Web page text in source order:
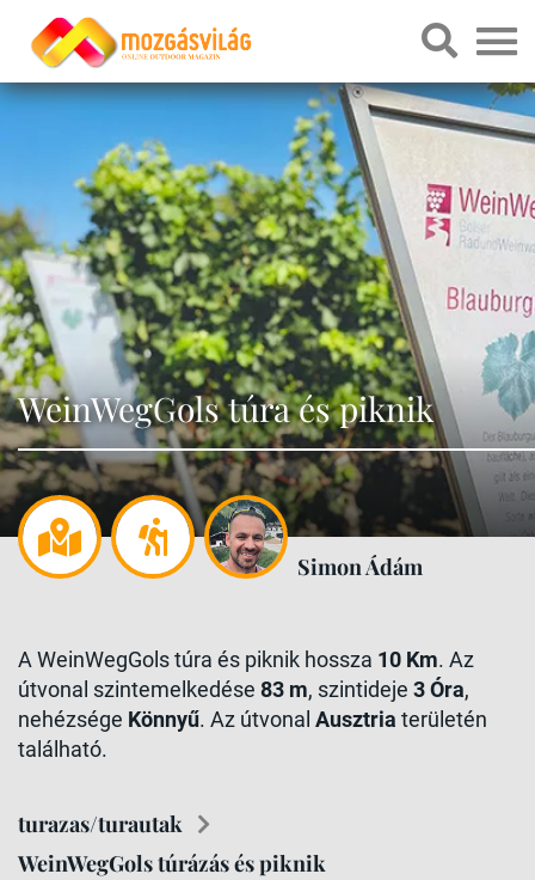
WeinWegGols túra és piknik
Simon Ádám
A WeinWegGols túra és piknik hossza 10 Km. Az
útvonal szintemelkedése 83 m, szintideje 3 Óra,
nehézsége Könnyű. Az útvonal Ausztria területén
található.
turazas/turautak
WeinWegGols túrázás és piknik